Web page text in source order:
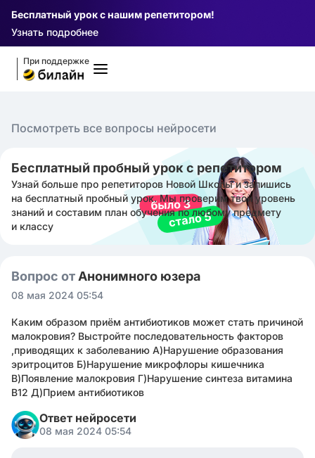
Бесплатный урок с нашим репетитором!
Узнать подробнее
При поддержке
Посмотреть все вопросы нейросети
Бесплатный пробный урок с репетитором
Узнай больше про репетиторов Новой Школы и запишись
на бесплатный пробный урок. Мы проверим твой уровень
знаний и составим план обучения по любому предмету
и классу
Вопрос от Анонимного юзера
08 мая 2024 05:54
Каким образом приём антибиотиков может стать причиной
малокровия? Выстройте последовательность факторов
,приводящих к заболеванию А)Нарушение образования
эритроцитов Б)Нарушение микрофлоры кишечника
В)Появление малокровия Г)Нарушение синтеза витамина
B12 Д)Прием антибиотиков
Ответ нейросети
08 мая 2024 05:54